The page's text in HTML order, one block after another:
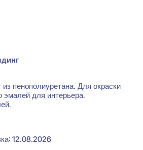
пенополиуретана. Для окраски
эмалей для интерьера.
12.08.2026